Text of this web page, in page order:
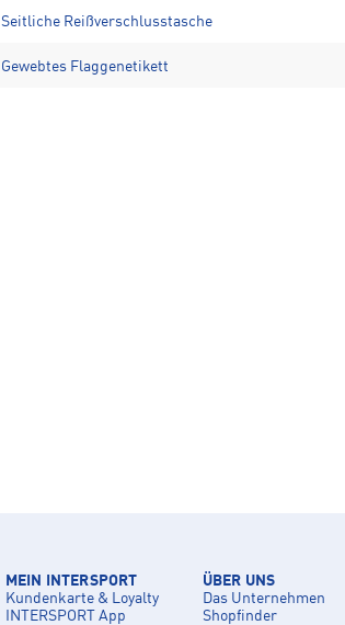
Seitliche Reißverschlusstasche
Gewebtes Flaggenetikett
MEIN INTERSPORT
Kundenkarte & Loyalty
INTERSPORT App
ÜBER UNS
Das Unternehmen
Shopfinder